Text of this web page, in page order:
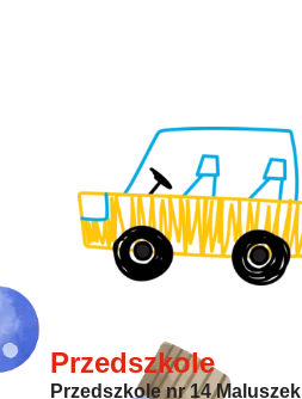
Przedszkole
Przedszkole nr 14 Maluszek